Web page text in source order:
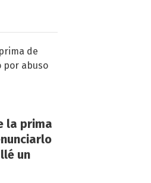
la prima
un